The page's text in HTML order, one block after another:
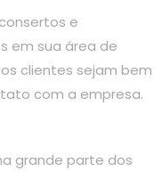
e
em sua área de
clientes sejam bem
com a empresa.
grande parte dos